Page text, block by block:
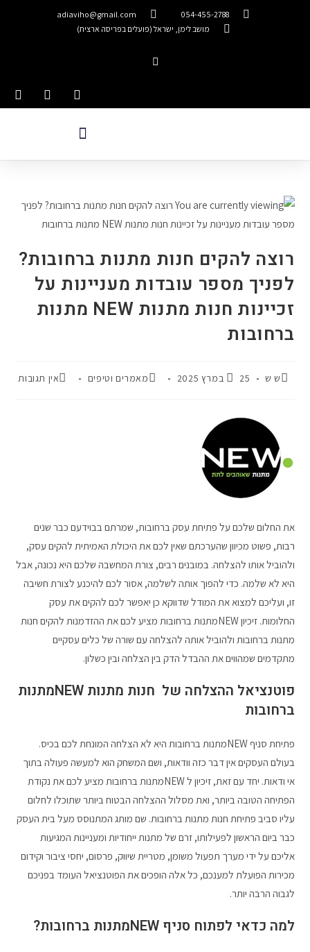
054-455-2788
adiaviho@gmail.com
מושב לימן, ישראל (פועלים בפריסה ארצית)
רוצה להקים חנות מתנות ברחובות?
לפניך מספר עובדות מעניינות על
זכיינות חנות מתנות NEW מתנות
ברחובות
ש ש 25 במרץ 2025 מאמרים וטיפים אין תגובות
את החלום שלכם על פתיחת עסק ברחובות, שמרתם בבוידעם כבר שנים
רבות, פשוט מכיוון שהערכתם שאין לכם את היכולת האמיתית להקים עסק,
ולהוביל אותו להצלחה. במובנים רבים, צורת המחשבה שלכם היא נכונה, אבל
היא לא שלמה. כדי להפוך אותה לשלמה, אסור לכם להיכנע לצורת חשיבה
זו, ועליכם למצוא את המודל שדווקא כן יאפשר לכם להקים את עסק
החלומות. זיכיון NEWמתנות ברחובות מציע לכם את ההזדמנות להקים חנות
מתנות ברחובות ולהוביל אותה להצלחה עם שורה של כלים עסקיים
מתקדמים שמהווים את ההבדל הדק בין הצלחה ובין כשלון.
פוטנציאל ההצלחה של חנות מתנות NEWמתנות
ברחובות
פתיחת סניף NEWמתנות ברחובות היא לא הצלחה המונחת לכם בכיס.
בעולם העסקים אין דבר כזה וודאות, ושם המשחק הוא למעשה פעולה בתוך
אי ודאות. יחד עם זאת, זיכיון ל NEWמתנות ברחובות מציע לכם את נקודת
הפתיחה הטובה ביותר, ואת מסלול ההצלחה הבטוח ביותר שתוכלו לחלום
עליו סביב פתיחת חנות מתנות ברחובות. שם מותג המתנוסס מעל בית העסק
כבר ביום הראשון לפעילותו, זרם של מתנות ייחודיות ומעניינות המגיעות
אליכם על ידי מערך תפעול משומן, מטריית שיווק, פרסום, יחסי ציבור וקידום
מכירות הפועלת למענכם, כל אלה הופכים את הפוטנציאל העומד בפניכם
לגבוה הרבה יותר.
למה כדאי לפתוח סניף NEWמתנות ברחובות?